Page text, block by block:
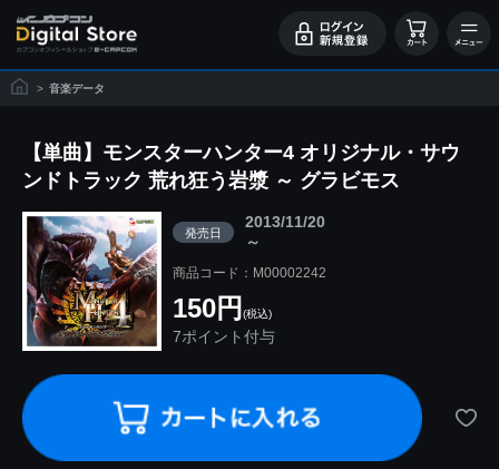
> 音楽データ
【単曲】モンスターハンター4 オリジナル・サウ
ンドトラック 荒れ狂う岩漿 ～ グラビモス
発売日
2013/11/20
～
商品コード：M00002242
150円 (税込)
7ポイント付与